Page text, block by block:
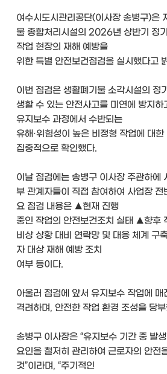
여수시도시관리공단(이사장 송병구)은
물 종합처리시설의 2026년 상반기 정
작업 현장의 재해 예방을
위한 특별 안전보건점검을 실시했다고
이번 점검은 생활폐기물 소각시설의 정
생할 수 있는 안전사고를 미연에 방지하
유지보수 과정에서 수반되는
유해·위험성이 높은 비정형 작업에 대
집중적으로 확인했다.
이날 점검에는 송병구 이사장 주관하에
부 관계자들이 직접 참여하여 사업장 전
요 점검 내용은 ▲현재 진행
중인 작업의 안전보건조치 실태 ▲향후
비상 상황 대비 연락망 및 대응 체계 구
자 대상 재해 예방 조치
여부 등이다.
아울러 점검에 앞서 유지보수 작업에
격려하며, 안전한 작업 환경 조성을 당부
송병구 이사장은 “유지보수 기간 중 발
요인을 철저히 관리하여 근로자의 안전
것”이라며, “주기적인